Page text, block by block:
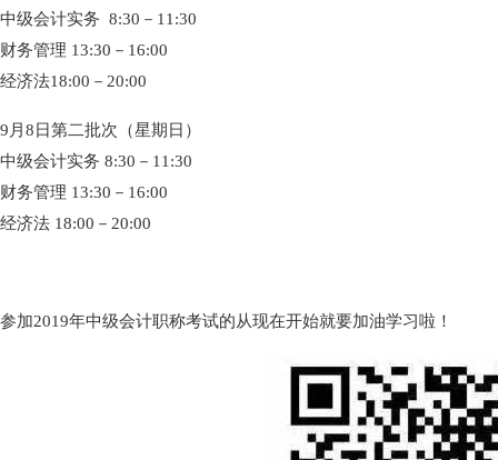
中级会计实务 8:30－11:30
财务管理 13:30－16:00
经济法18:00－20:00
9月8日第二批次（星期日）
中级会计实务 8:30－11:30
财务管理 13:30－16:00
经济法 18:00－20:00
参加2019年中级会计职称考试的从现在开始就要加油学习啦！